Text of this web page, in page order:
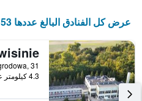
3
المخطط
1
محور
X
الذي
يعرض
فئات
الفنادق
عرض كل الفنادق البالغ عددها 53
4.3 كيلومتر عن وسط المدينة